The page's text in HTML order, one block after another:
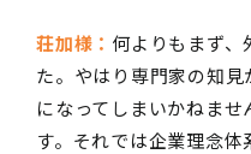
荘加様： 何よりもまず、
た。やはり専門家の知見
になってしまいかねま
す。それでは企業理念